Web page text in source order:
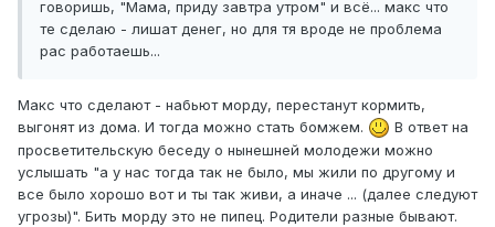
говоришь, "Мама, приду завтра утром" и всё... макс что
те сделаю - лишат денег, но для тя вроде не проблема
рас работаешь...
Макс что сделают - набьют морду, перестанут кормить,
выгонят из дома. И тогда можно стать бомжем.
В ответ на
просветительскую беседу о нынешней молодежи можно
услышать "а у нас тогда так не было, мы жили по другому и
все было хорошо вот и ты так живи, а иначе ... (далее следуют
угрозы)". Бить морду это не пипец. Родители разные бывают.